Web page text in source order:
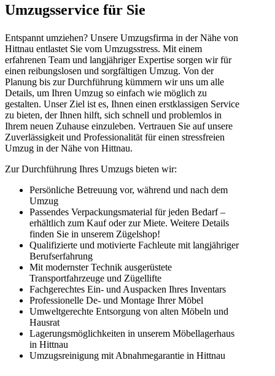
Umzugsservice für Sie
Entspannt umziehen? Unsere Umzugsfirma in der Nähe von
Hittnau entlastet Sie vom Umzugsstress. Mit einem
erfahrenen Team und langjähriger Expertise sorgen wir für
einen reibungslosen und sorgfältigen Umzug. Von der
Planung bis zur Durchführung kümmern wir uns um alle
Details, um Ihren Umzug so einfach wie möglich zu
gestalten. Unser Ziel ist es, Ihnen einen erstklassigen Service
zu bieten, der Ihnen hilft, sich schnell und problemlos in
Ihrem neuen Zuhause einzuleben. Vertrauen Sie auf unsere
Zuverlässigkeit und Professionalität für einen stressfreien
Umzug in der Nähe von Hittnau.
Zur Durchführung Ihres Umzugs bieten wir:
Persönliche Betreuung vor, während und nach dem
Umzug
Passendes Verpackungsmaterial für jeden Bedarf –
erhältlich zum Kauf oder zur Miete. Weitere Details
finden Sie in unserem Zügelshop!
Qualifizierte und motivierte Fachleute mit langjähriger
Berufserfahrung
Mit modernster Technik ausgerüstete
Transportfahrzeuge und Zügellifte
Fachgerechtes Ein- und Auspacken Ihres Inventars
Professionelle De- und Montage Ihrer Möbel
Umweltgerechte Entsorgung von alten Möbeln und
Hausrat
Lagerungsmöglichkeiten in unserem Möbellagerhaus
in Hittnau
Umzugsreinigung mit Abnahmegarantie in Hittnau